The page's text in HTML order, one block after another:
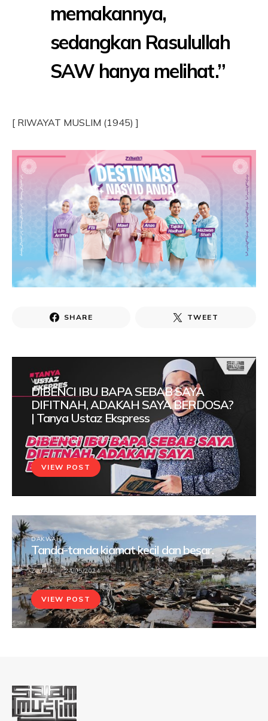
memakannya,
sedangkan Rasulullah
SAW hanya melihat.”
[ RIWAYAT MUSLIM (1945) ]
SHARE TWEET
VIDEO
DIBENCI IBU BAPA SEBAB SAYA
DIFITNAH, ADAKAH SAYA BERDOSA?
| Tanya Ustaz Ekspress
SALAM MUSLIM 23/05/2024
VIEW POST
DAKWAH
Tanda-tanda kiamat kecil dan besar.
ZAYAN 24/05/2024
VIEW POST